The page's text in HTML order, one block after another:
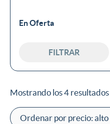
En Oferta
FILTRAR
Mostrando los 4 resultados